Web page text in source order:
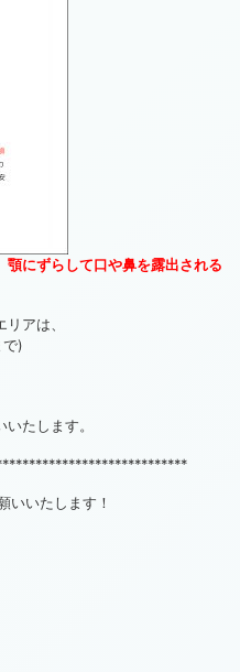
にずらして口や鼻を露出される
アは、
)
たします。
いいたします！